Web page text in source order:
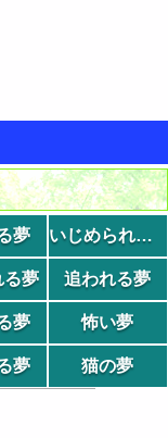
夢 いじめられる夢
る夢 追われる夢
夢 怖い夢
夢 猫の夢